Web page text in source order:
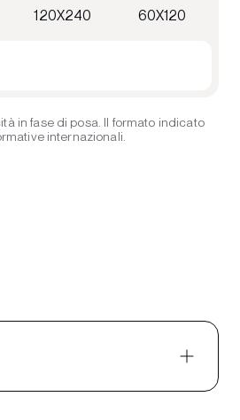
120X240 60X120
in fase di posa. Il formato indicato
internazionali.